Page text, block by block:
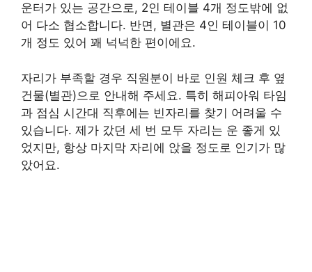
운터가 있는 공간으로, 2인 테이블 4개 정도밖에 없
어 다소 협소합니다. 반면, 별관은 4인 테이블이 10
개 정도 있어 꽤 넉넉한 편이에요.
자리가 부족할 경우 직원분이 바로 인원 체크 후 옆
건물(별관)으로 안내해 주세요. 특히 해피아워 타임
과 점심 시간대 직후에는 빈자리를 찾기 어려울 수
있습니다. 제가 갔던 세 번 모두 자리는 운 좋게 있
었지만, 항상 마지막 자리에 앉을 정도로 인기가 많
았어요.